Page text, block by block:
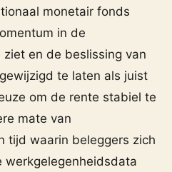
monetair fonds
in de
en de beslissing van
te laten als juist
om de rente stabiel te
mate van
tijd waarin beleggers zich
werkgelegenheidsdata